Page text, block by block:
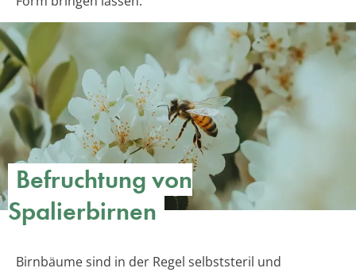
Befruchtung von
Spalierbirnen
Birnbäume sind in der Regel selbststeril und